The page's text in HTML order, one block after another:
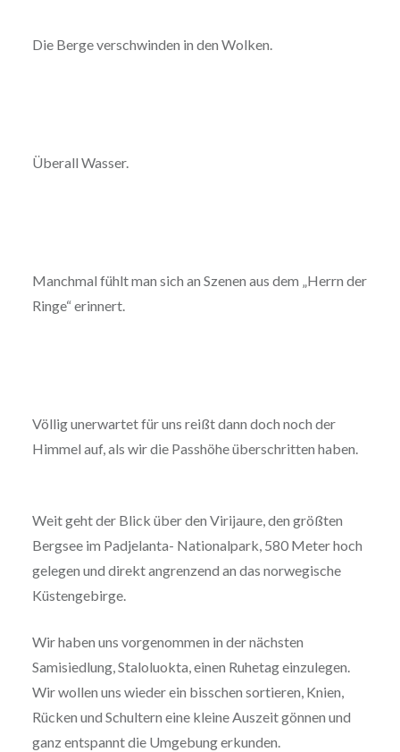
Die Berge verschwinden in den Wolken.
Überall Wasser.
Manchmal fühlt man sich an Szenen aus dem „Herrn der
Ringe“ erinnert.
Völlig unerwartet für uns reißt dann doch noch der
Himmel auf, als wir die Passhöhe überschritten haben.
Weit geht der Blick über den Virijaure, den größten
Bergsee im Padjelanta- Nationalpark, 580 Meter hoch
gelegen und direkt angrenzend an das norwegische
Küstengebirge.
Wir haben uns vorgenommen in der nächsten
Samisiedlung, Staloluokta, einen Ruhetag einzulegen.
Wir wollen uns wieder ein bisschen sortieren, Knien,
Rücken und Schultern eine kleine Auszeit gönnen und
ganz entspannt die Umgebung erkunden.